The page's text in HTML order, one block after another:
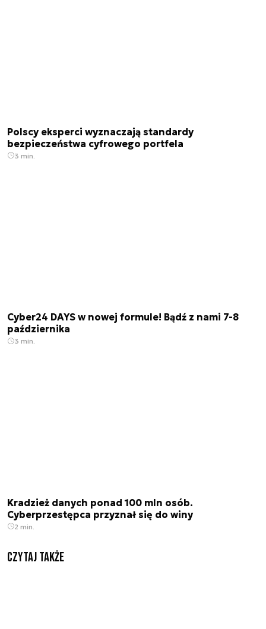
Polscy eksperci wyznaczają standardy
bezpieczeństwa cyfrowego portfela
3 min.
Cyber24 DAYS w nowej formule! Bądź z nami 7-8
października
3 min.
Kradzież danych ponad 100 mln osób.
Cyberprzestępca przyznał się do winy
2 min.
Czytaj także